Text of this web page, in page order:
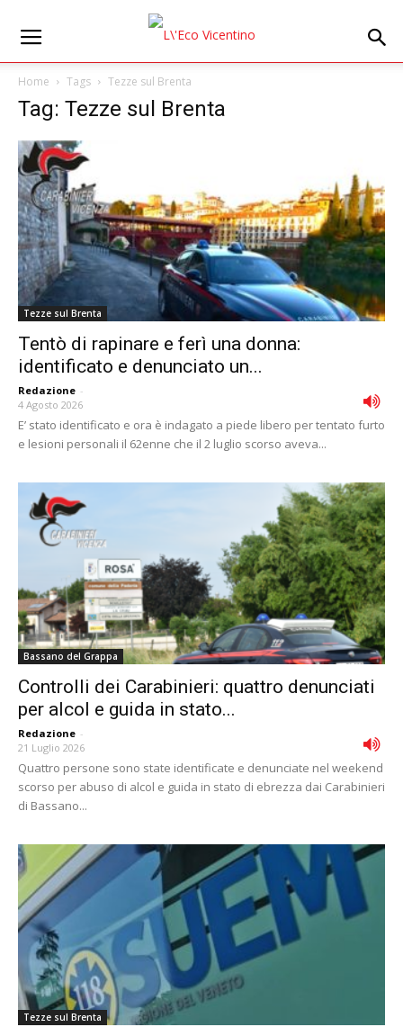
Home Tags Tezze sul Brenta
Tag: Tezze sul Brenta
Tezze sul Brenta
Tentò di rapinare e ferì una donna:
identificato e denunciato un...
Redazione -
4 Agosto 2026
E’ stato identificato e ora è indagato a piede libero per tentato furto
e lesioni personali il 62enne che il 2 luglio scorso aveva...
Bassano del Grappa
Controlli dei Carabinieri: quattro denunciati
per alcol e guida in stato...
Redazione -
21 Luglio 2026
Quattro persone sono state identificate e denunciate nel weekend
scorso per abuso di alcol e guida in stato di ebrezza dai Carabinieri
di Bassano...
Tezze sul Brenta